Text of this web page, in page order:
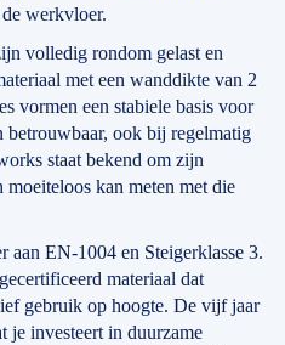
werkvloer.
volledig rondom gelast en
met een wanddikte van 2
vormen een stabiele basis voor
ook bij regelmatig
staat bekend om zijn
kan meten met die
aan EN-1004 en Steigerklasse 3.
materiaal dat
gebruik op hoogte. De vijf jaar
je investeert in duurzame